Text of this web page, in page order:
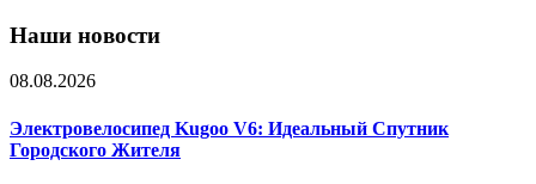
Наши новости
08.08.2026
Электровелосипед Kugoo V6: Идеальный Спутник
Городского Жителя